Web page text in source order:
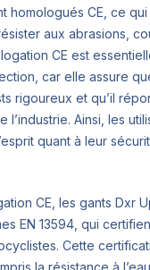
homologués CE, ce qui
aux abrasions,
CE est
car elle assure
rigoureux et qu’il
l’industrie. Ainsi, les
quant à leur
CE, les gants Dxr
EN 13594, qui
Cette